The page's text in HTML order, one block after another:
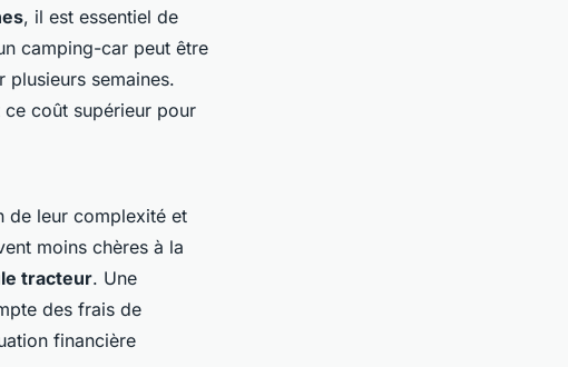
, il est essentiel de
camping-car peut être
plusieurs semaines.
coût supérieur pour
de leur complexité et
moins chères à la
tracteur. Une
des frais de
financière